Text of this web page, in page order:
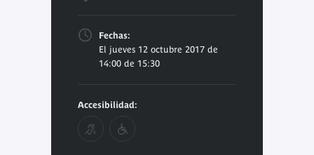
Fechas:
El jueves 12 octubre 2017 de
14:00 de 15:30
Accesibilidad: